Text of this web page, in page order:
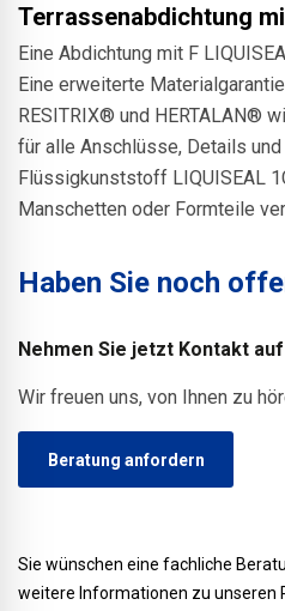
Terrassenabdichtung
Eine Abdichtung mit F
Eine erweiterte
RESITRIX® und HERTALAN®
für alle Anschlüsse, Details
Flüssigkunststoff LIQUISEAL
Manschetten oder Formteile
Haben Sie noch
Nehmen Sie jetzt Kontakt auf
Wir freuen uns, von Ihnen zu
Beratung anfordern
Sie wünschen eine fachliche
weitere Informationen zu unseren